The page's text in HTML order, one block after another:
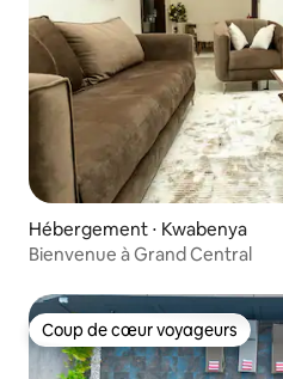
Hébergement ⋅ Kwabenya
Bienvenue à Grand Central
Coup de cœur voyageurs
Coup de cœur voyageurs